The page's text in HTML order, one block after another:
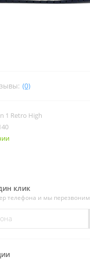
(0)
1 Retro High
клик
телефона и мы перезвоним